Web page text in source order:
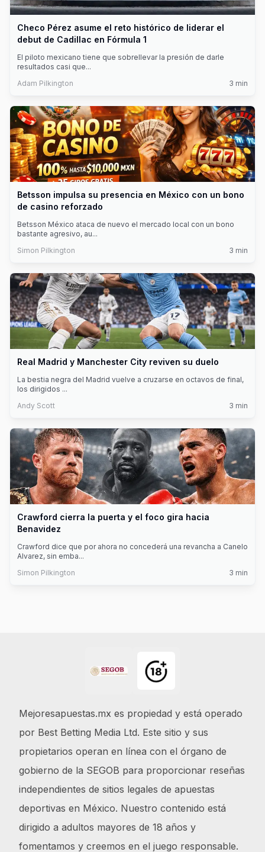
Checo Pérez asume el reto histórico de liderar el
debut de Cadillac en Fórmula 1
El piloto mexicano tiene que sobrellevar la presión de darle
resultados casi que...
Adam Pilkington
3 min
Betsson impulsa su presencia en México con un bono
de casino reforzado
Betsson México ataca de nuevo el mercado local con un bono
bastante agresivo, au...
Simon Pilkington
3 min
Real Madrid y Manchester City reviven su duelo
La bestia negra del Madrid vuelve a cruzarse en octavos de final,
los dirigidos ...
Andy Scott
3 min
Crawford cierra la puerta y el foco gira hacia
Benavidez
Crawford dice que por ahora no concederá una revancha a Canelo
Alvarez, sin emba...
Simon Pilkington
3 min
Mejoresapuestas.mx es propiedad y está operado
por Best Betting Media Ltd. Este sitio y sus
propietarios operan en línea con el órgano de
gobierno de la SEGOB para proporcionar reseñas
independientes de sitios legales de apuestas
deportivas en México. Nuestro contenido está
dirigido a adultos mayores de 18 años y
fomentamos y creemos en el juego responsable.